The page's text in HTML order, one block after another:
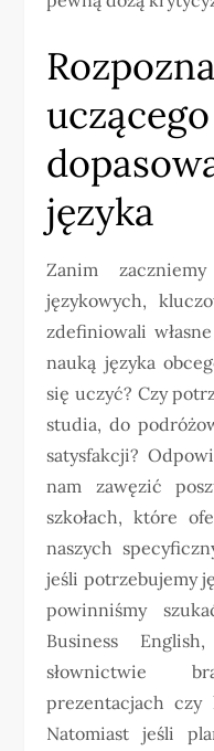
języka
Zanim
językowych,
zdefiniowali
nauką języka
się uczyć? Czy
studia, do
satysfakcji?
nam zawęzić
szkołach, które
naszych
jeśli potrzebujemy
powinniśmy
Business
słownictwie
prezentacjach czy
Natomiast jeśli